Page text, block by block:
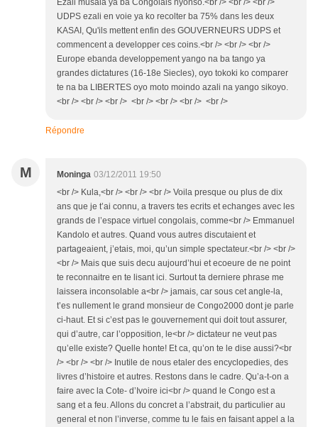
UDPS ezali en voie ya ko recolter ba 75% dans les deux
KASAI, Qu'ils mettent enfin des GOUVERNEURS UDPS et
commencent a developper ces coins.<br /> <br /> <br />
Europe ebanda developpement yango na ba tango ya
grandes dictatures (16-18e Siecles), oyo tokoki ko comparer
te na ba LIBERTES oyo moto moindo azali na yango sikoyo.
<br /> <br /> <br /> <br /> <br /> <br /> <br />
Répondre
M Moninga 03/12/2011 19:50
<br /> Kula,<br /> <br /> <br /> Voila presque ou plus de dix
ans que je t’ai connu, a travers tes ecrits et echanges avec les
grands de l’espace virtuel congolais, comme<br /> Emmanuel
Kandolo et autres. Quand vous autres discutaient et
partageaient, j’etais, moi, qu’un simple spectateur.<br /> <br />
<br /> Mais que suis decu aujourd’hui et ecoeure de ne point
te reconnaitre en te lisant ici. Surtout ta derniere phrase me
laissera inconsolable a<br /> jamais, car sous cet angle-la,
t’es nullement le grand monsieur de Congo2000 dont je parle
ci-haut. Et si c’est pas le gouvernement qui doit tout assurer,
qui d’autre, car l’opposition, le<br /> dictateur ne veut pas
qu’elle existe? Quelle honte! Et ca, qu’on te le dise aussi?<br
/> <br /> <br /> Inutile de nous etaler des encyclopedies, des
livres d’histoire et autres. Restons dans le cadre. Qu’a-t-on a
faire avec la Cote- d’Ivoire ici<br /> quand le Congo est a
sang et a feu. Allons du concret a l’abstrait, du particulier au
general et non l’inverse, comme tu le fais en faisant appel a la